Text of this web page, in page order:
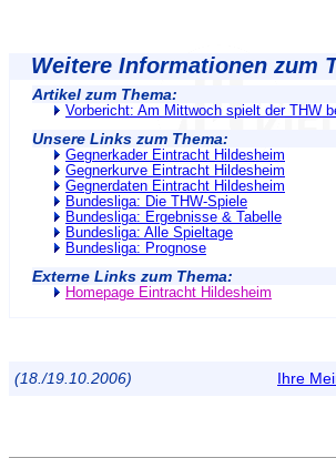
Weitere Informationen zum
Artikel zum Thema:
Vorbericht: Am Mittwoch spielt der THW
Unsere Links zum Thema:
Gegnerkader Eintracht Hildesheim
Gegnerkurve Eintracht Hildesheim
Gegnerdaten Eintracht Hildesheim
Bundesliga: Die THW-Spiele
Bundesliga: Ergebnisse & Tabelle
Bundesliga: Alle Spieltage
Bundesliga: Prognose
Externe Links zum Thema:
Homepage Eintracht Hildesheim
(18./19.10.2006) Ihre